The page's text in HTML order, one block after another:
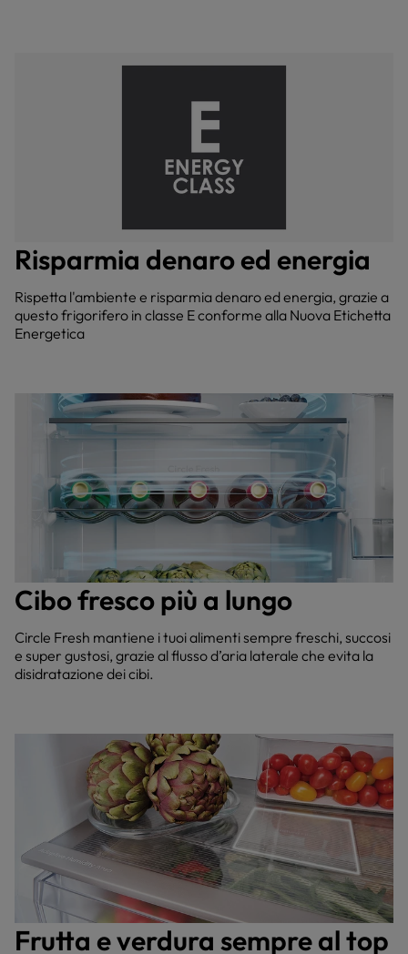
Risparmia denaro ed energia
Rispetta l'ambiente e risparmia denaro ed energia, grazie a
questo frigorifero in classe E conforme alla Nuova Etichetta
Energetica
Cibo fresco più a lungo
Circle Fresh mantiene i tuoi alimenti sempre freschi, succosi
e super gustosi, grazie al flusso d’aria laterale che evita la
disidratazione dei cibi.
Frutta e verdura sempre al top